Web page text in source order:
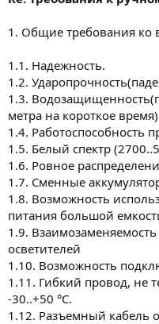
1. Общие требования ко
1.1. Надежность.
1.2.
1.3.
метра на короткое
1.4. Работоспособность
1.5. Белый спектр
1.6. Ровное
1.7. Сменные
1.8. Возможность
питания большой
1.9.
осветителей
1.10. Возможность
1.11. Гибкий провод, не
-30..+50 °C.
1.12. Разъемный кабель